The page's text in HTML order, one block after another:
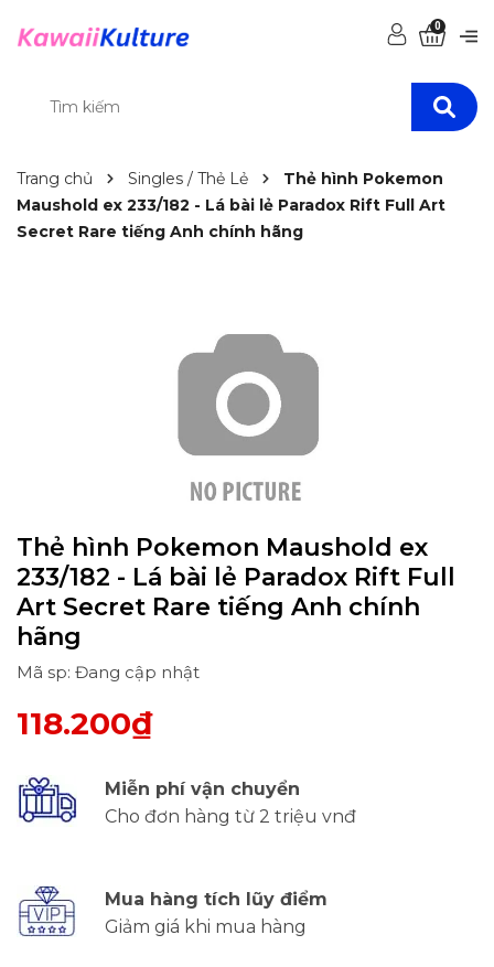
0
Trang chủ Singles / Thẻ Lẻ
Thẻ hình Pokemon
Maushold ex 233/182 - Lá bài lẻ Paradox Rift Full Art
Secret Rare tiếng Anh chính hãng
Thẻ hình Pokemon Maushold ex
233/182 - Lá bài lẻ Paradox Rift Full
Art Secret Rare tiếng Anh chính
hãng
Mã sp: Đang cập nhật
118.200₫
Miễn phí vận chuyển
Cho đơn hàng từ 2 triệu vnđ
Mua hàng tích lũy điểm
Giảm giá khi mua hàng